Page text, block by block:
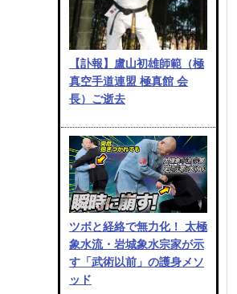
【訃報】盧山初雄師範（極
真空手道連盟 極真館 会
長）ご逝去
ツボと経絡で無力化！ 太極
象水流・岩城象水宗家が示
す「武術以前」の護身メソ
ッド